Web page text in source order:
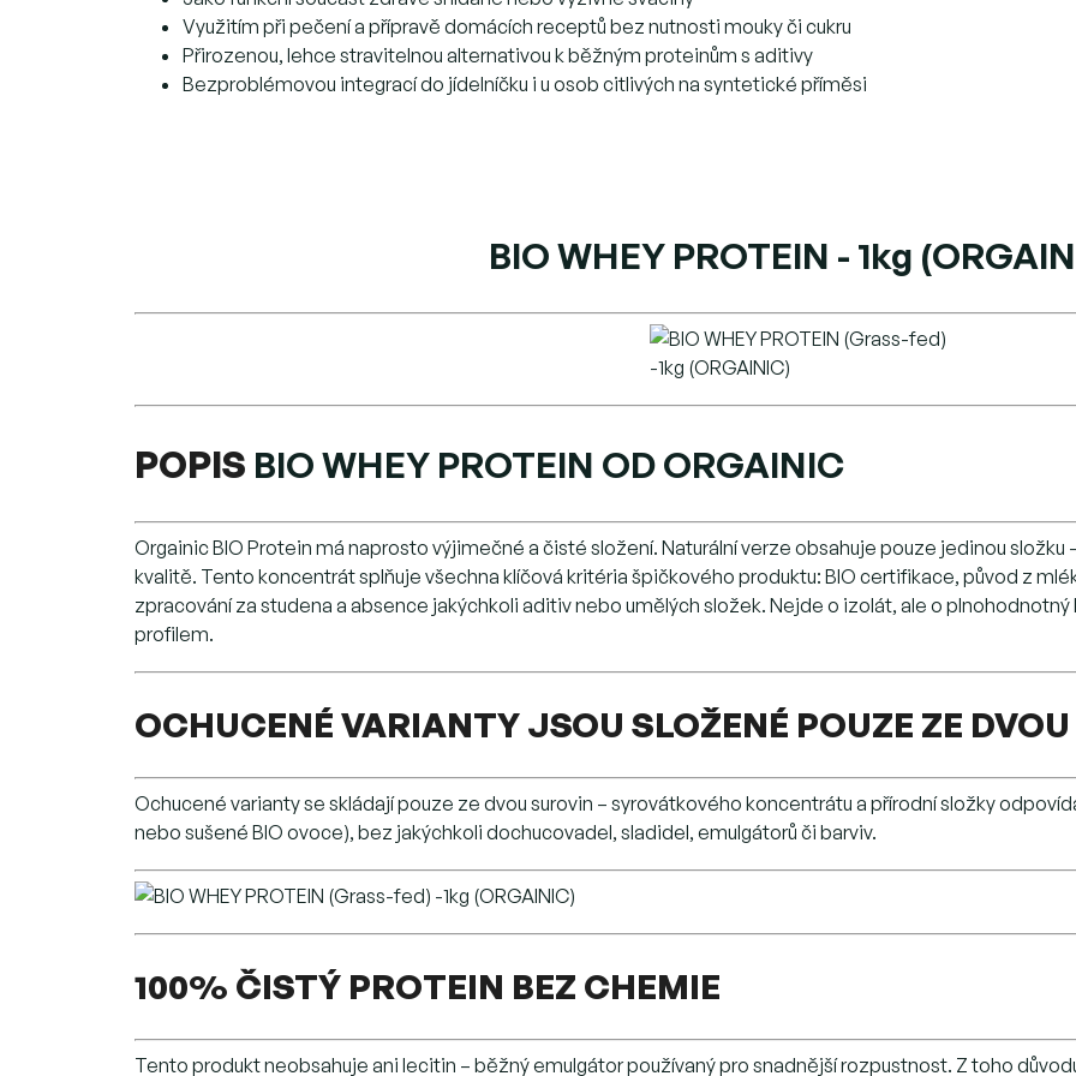
Využitím při pečení a přípravě domácích receptů bez nutnosti mouky či cukru
Přirozenou, lehce stravitelnou alternativou k běžným proteinům s aditivy
Bezproblémovou integrací do jídelníčku i u osob citlivých na syntetické příměsi
BIO WHEY PROTEIN - 1kg
POPIS BIO WHEY PROTEIN OD ORGAINIC
Orgainic BIO Protein má naprosto výjimečné a čisté složení. Naturální verze obsahuje pouze jedinou složku
kvalitě. Tento koncentrát splňuje všechna klíčová kritéria špičkového produktu: BIO certifikace, původ z
zpracování za studena a absence jakýchkoli aditiv nebo umělých složek. Nejde o izolát, ale o
profilem.
OCHUCENÉ VARIANTY JSOU SLOŽENÉ POUZE ZE
Ochucené varianty se skládají pouze ze dvou surovin – syrovátkového koncentrátu a přírodní složky
nebo sušené BIO ovoce), bez jakýchkoli dochucovadel, sladidel, emulgátorů či barviv.
100% ČISTÝ PROTEIN BEZ CHEMIE
Tento produkt neobsahuje ani lecitin – běžný emulgátor používaný pro snadnější rozpustnost. Z toho